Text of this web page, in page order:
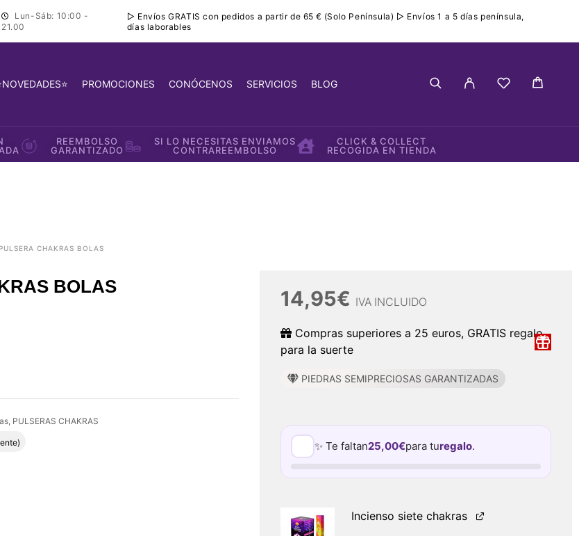
Lun-Sáb: 10:00 -
21.00
▷ Envíos GRATIS con pedidos a partir de 65 € (Solo Península) ▷ Envíos 1 a 5 días península,
días laborables
PROMOCIONES CONÓCENOS SERVICIOS BLOG
REEMBOLSO
GARANTIZADO
SI LO NECESITAS ENVIAMOS
CONTRAREEMBOLSO
CLICK & COLLECT
RECOGIDA EN TIENDA
PULSERA CHAKRAS BOLAS
BOLAS
, PULSERAS CHAKRAS
de 5 en base a
14,95€ IVA INCLUIDO
Compras superiores a 25 euros, GRATIS regalo
para la suerte
PIEDRAS SEMIPRECIOSAS GARANTIZADAS
✨ Te faltan25,00€para turegalo.
Incienso siete chakras